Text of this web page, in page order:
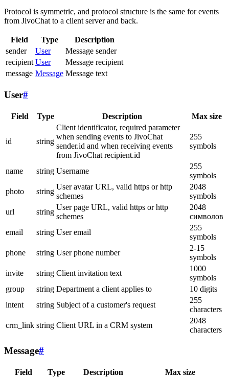
Protocol is symmetric, and protocol structure is the same for events
from JivoChat to a client server and back.
Field Type
Description
sender
User
Message sender
recipient User
Message recipient
message Message Message text
User#
Field Type Description Max size
id string
Client identificator, required parameter
when sending events to JivoChat
sender.id and when receiving events
from JivoChat recipient.id
255
symbols
name string Username
255
symbols
photo
string
User avatar URL, valid https or http
schemes
2048
symbols
url
string
User page URL, valid https or http
schemes
2048
символов
email
string User email
255
symbols
phone
string User phone number
2-15
symbols
invite
string Client invitation text
1000
symbols
group
string Department a client applies to
10 digits
intent
string Subject of a customer's request
255
characters
crm_link string Client URL in a CRM system
2048
characters
Message#
Field Type Description Max size